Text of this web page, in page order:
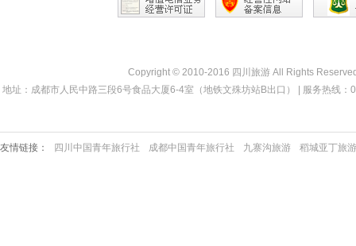
Copyright © 2010-2016 四川旅游 All Rights
地址：成都市人民中路三段6号食品大厦6-4室（地铁文殊坊站B出口） | 服务热
友情链接： 四川中国青年旅行社 成都中国青年旅行社 九寨沟旅游 稻城亚丁旅游